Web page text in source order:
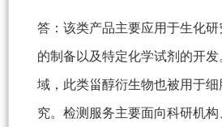
答：该类产品主要应用于生化
的制备以及特定化学试剂的开
域，此类甾醇衍生物也被用于
究。检测服务主要面向科研机